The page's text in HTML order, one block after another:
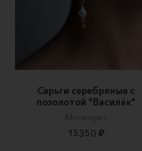
Серьги серебряные с
позолотой "Василёк"
Minanqari
15350 ₽